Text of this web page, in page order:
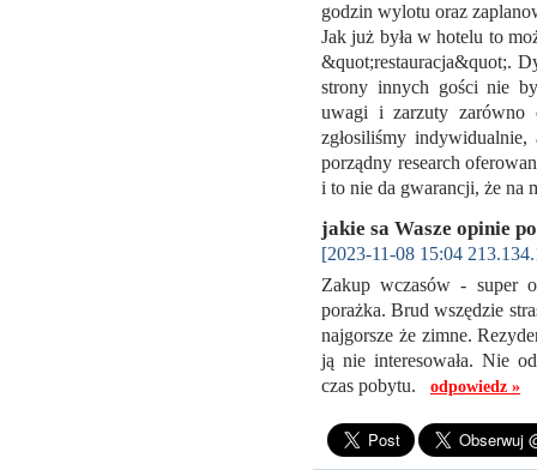
godzin wylotu oraz
Jak już była w hotelu to
&quot;restauracja&quot;.
strony innych gości nie
uwagi i zarzuty
zgłosiliśmy
porządny research
i to nie da gwarancji, że na
jakie sa Wasze opinie
[2023-11-08 15:04
Zakup wczasów - super
porażka. Brud wszędzie
najgorsze że zimne.
ją nie interesowała. Nie
czas pobytu. odpowiedz »